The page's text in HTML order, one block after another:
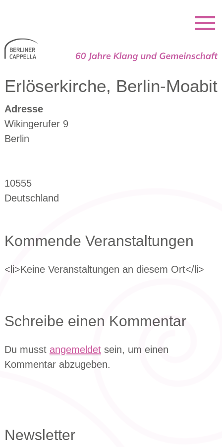
Erlöserkirche, Berlin-Moabit
Adresse
Wikingerufer 9
Berlin
10555
Deutschland
Kommende Veranstaltungen
<li>Keine Veranstaltungen an diesem Ort</li>
Schreibe einen Kommentar
Du musst angemeldetsein, um einen
Kommentar abzugeben.
Newsletter